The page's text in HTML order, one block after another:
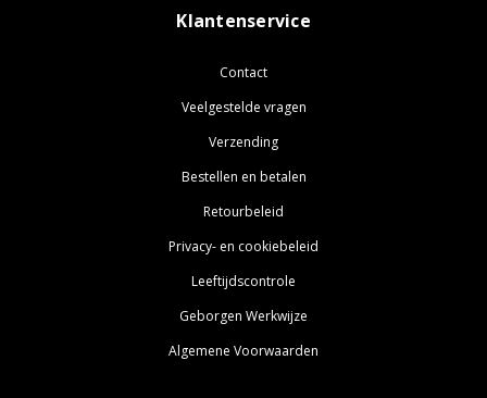
Klantenservice
Contact
Veelgestelde vragen
Verzending
Bestellen en betalen
Retourbeleid
Privacy- en cookiebeleid
Leeftijdscontrole
Geborgen Werkwijze
Algemene Voorwaarden